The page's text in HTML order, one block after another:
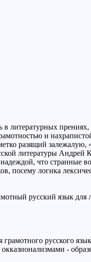
литературных
и
разящий
литературы Андрей
что странные
посему логика
русский язык для
русского
-